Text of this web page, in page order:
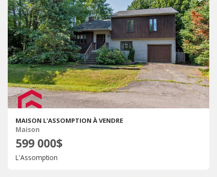
MAISON L'ASSOMPTION À VENDRE
Maison
599 000$
L'Assomption